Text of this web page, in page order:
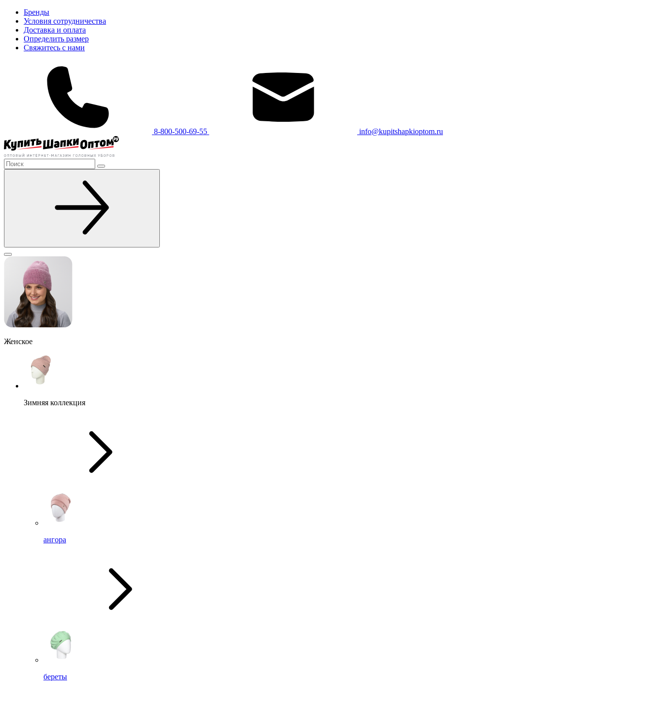
Бренды
Условия сотрудничества
Доставка и оплата
Определить размер
Свяжитесь с нами
8-800-500-69-55 info@kupitshapkioptom.ru
Женское
Зимняя коллекция
ангора
береты